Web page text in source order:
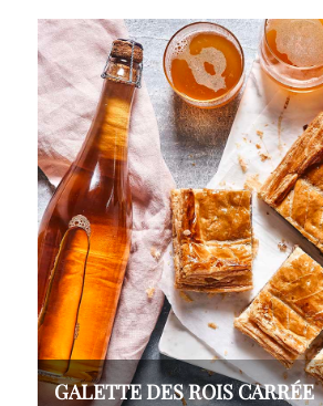
GALETTE DES ROIS CARRÉE